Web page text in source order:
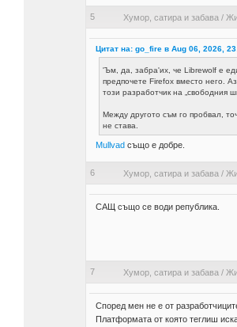
5 Хумор, сатира и забава /
Цитат на: go_fire в Aug 06, 2026,
'Ъм, да, забра'их, че Librewolf е
предпочете Firefox вместо него.
този разработчик на „свободния
Между другото съм го пробвал,
не става.
Mullvad също е добре.
6 Хумор, сатира и забава /
САЩ също се води република.
7 Хумор, сатира и забава /
Според мен не е от
Платформата от която теглиш